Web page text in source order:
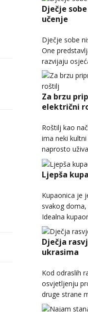
Dječje
učenje
Dječje sobe
One
razvijaju
Za brzu
električni
Roštilj kao
ima neki
naprosto
Ljepša
Kupaonica je
svakog
Idealna
Dječja
ukrasima
Kod odraslih
osvjetljenju
druge strane